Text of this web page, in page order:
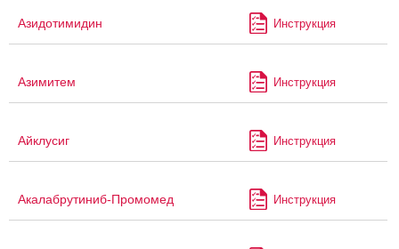
Азидотимидин Инструкция
Азимитем Инструкция
Айклусиг Инструкция
Акалабрутиниб-Промомед Инструкция